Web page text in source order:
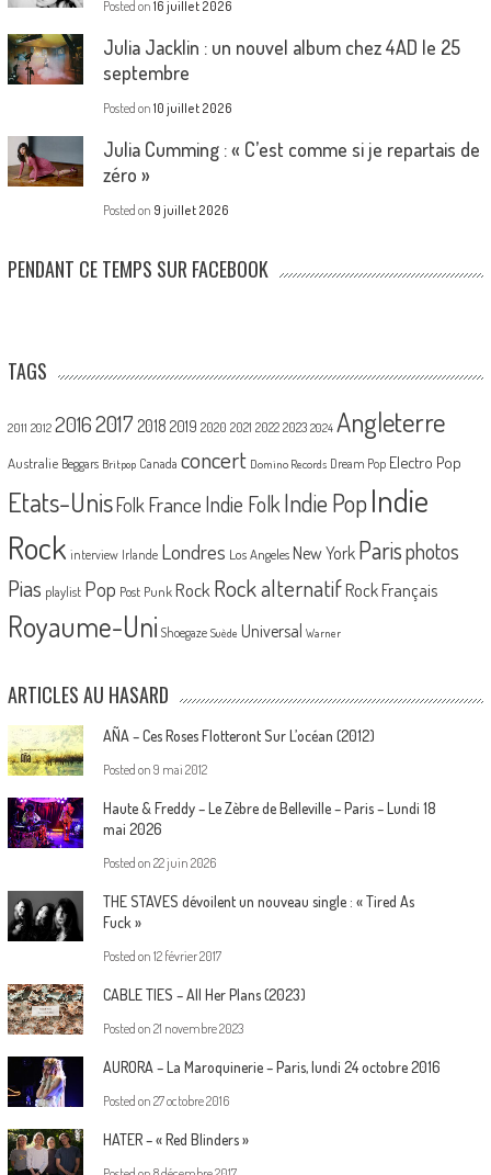
Posted on 16 juillet 2026
Julia Jacklin : un nouvel album chez 4AD le 25
septembre
Posted on 10 juillet 2026
Julia Cumming : « C’est comme si je repartais de
zéro »
Posted on 9 juillet 2026
PENDANT CE TEMPS SUR FACEBOOK
TAGS
2011 2012 20162017 2018 2019 2020 2021 2022 2023 2024 Angleterre
Australie Beggars Britpop Canada concert Domino Records Dream Pop Electro Pop
Etats-UnisFolk France Indie Folk Indie PopIndie
Rock interview Irlande Londres Los Angeles New York Parisphotos
Pias playlist Pop Post Punk Rock Rock alternatif Rock Français
Royaume-Uni Shoegaze Suède Universal Warner
ARTICLES AU HASARD
AÑA – Ces Roses Flotteront Sur L’océan (2012)
Posted on 9 mai 2012
Haute & Freddy – Le Zèbre de Belleville – Paris – Lundi 18
mai 2026
Posted on 22 juin 2026
THE STAVES dévoilent un nouveau single : « Tired As
Fuck »
Posted on 12 février 2017
CABLE TIES – All Her Plans (2023)
Posted on 21 novembre 2023
AURORA – La Maroquinerie – Paris, lundi 24 octobre 2016
Posted on 27 octobre 2016
HATER – « Red Blinders »